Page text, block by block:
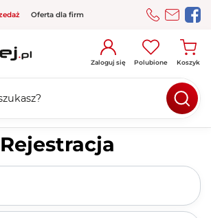
Oferta dla firm
Zaloguj się Polubione Koszyk
Rejestracja